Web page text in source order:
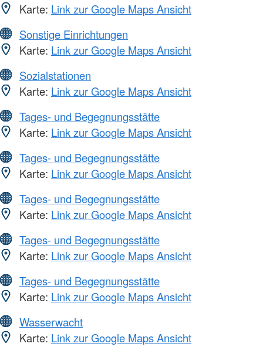
Karte: Link zur Google Maps Ansicht
Sonstige Einrichtungen
Karte: Link zur Google Maps Ansicht
Sozialstationen
Karte: Link zur Google Maps Ansicht
Tages- und Begegnungsstätte
Karte: Link zur Google Maps Ansicht
Tages- und Begegnungsstätte
Karte: Link zur Google Maps Ansicht
Tages- und Begegnungsstätte
Karte: Link zur Google Maps Ansicht
Tages- und Begegnungsstätte
Karte: Link zur Google Maps Ansicht
Tages- und Begegnungsstätte
Karte: Link zur Google Maps Ansicht
Wasserwacht
Karte: Link zur Google Maps Ansicht